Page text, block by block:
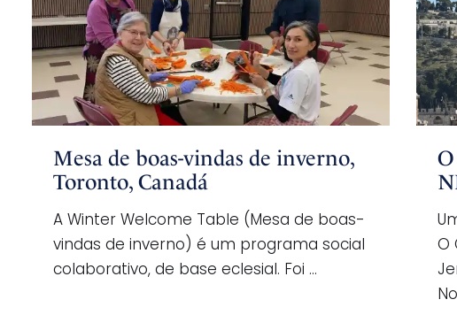
Mesa de boas-vindas de inverno,
Toronto, Canadá
A Winter Welcome Table (Mesa de boas-
vindas de inverno) é um programa social
colaborativo, de base eclesial. Foi …
O